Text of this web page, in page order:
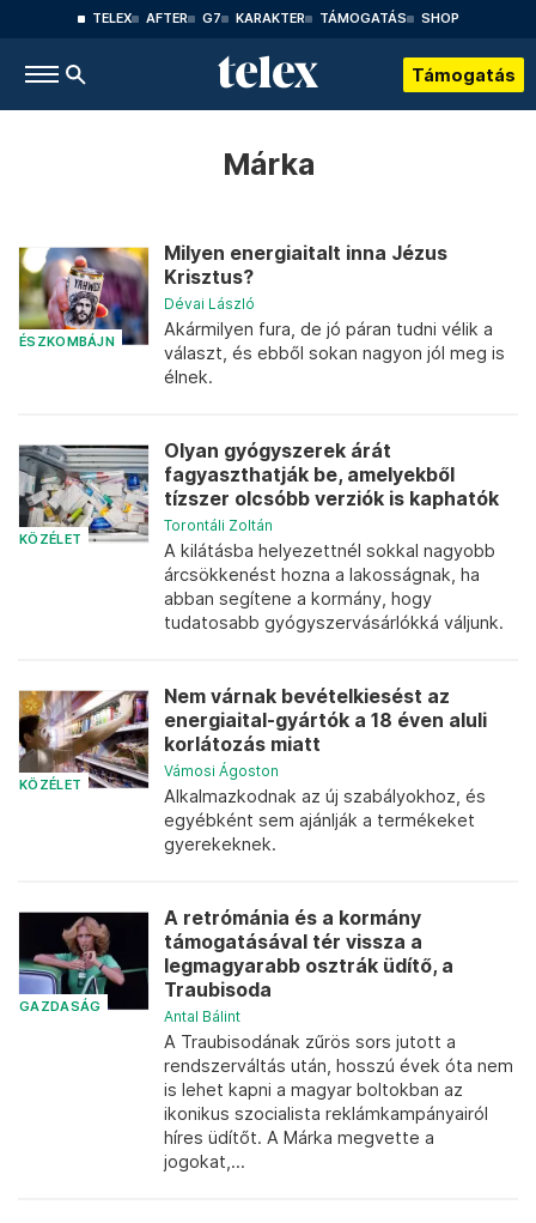
TELEX AFTER G7 KARAKTER TÁMOGATÁS SHOP
Támogatás
Márka
ÉSZKOMBÁJN
Milyen energiaitalt inna Jézus
Krisztus?
Dévai László
Akármilyen fura, de jó páran tudni vélik a
választ, és ebből sokan nagyon jól meg is
élnek.
KÖZÉLET
Olyan gyógyszerek árát
fagyaszthatják be, amelyekből
tízszer olcsóbb verziók is kaphatók
Torontáli Zoltán
A kilátásba helyezettnél sokkal nagyobb
árcsökkenést hozna a lakosságnak, ha
abban segítene a kormány, hogy
tudatosabb gyógyszervásárlókká váljunk.
KÖZÉLET
Nem várnak bevételkiesést az
energiaital-gyártók a 18 éven aluli
korlátozás miatt
Vámosi Ágoston
Alkalmazkodnak az új szabályokhoz, és
egyébként sem ajánlják a termékeket
gyerekeknek.
GAZDASÁG
A retrómánia és a kormány
támogatásával tér vissza a
legmagyarabb osztrák üdítő, a
Traubisoda
Antal Bálint
A Traubisodának zűrös sors jutott a
rendszerváltás után, hosszú évek óta nem
is lehet kapni a magyar boltokban az
ikonikus szocialista reklámkampányairól
híres üdítőt. A Márka megvette a
jogokat,...